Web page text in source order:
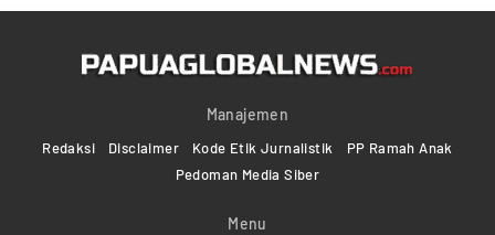
Manajemen
Redaksi Disclaimer Kode Etik Jurnalistik
PP Ramah Anak
Pedoman Media Siber
Menu